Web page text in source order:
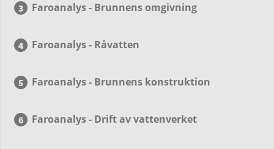
Faroanalys - Brunnens omgivning
Faroanalys - Råvatten
Faroanalys - Brunnens konstruktion
Faroanalys - Drift av vattenverket